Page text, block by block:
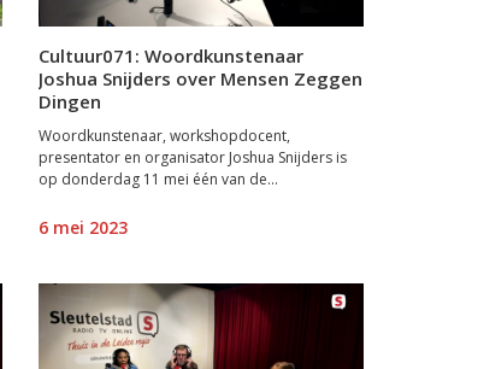
Cultuur071: Woordkunstenaar
Joshua Snijders over Mensen Zeggen
Dingen
Woordkunstenaar, workshopdocent,
presentator en organisator Joshua Snijders is
op donderdag 11 mei één van de...
6 mei 2023